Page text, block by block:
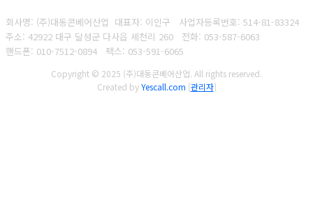
회사명: (주)대동콘베어산업 대표자: 이인구 사업자등록번호: 514-81-83324
주소: 42922 대구 달성군 다사읍 세천리 260 전화: 053-587-6063
핸드폰: 010-7512-0894
팩스: 053-591-6065
Copyright © 2025 (주)대동콘베어산업. All rights reserved.
Created byYescall.com [관리자]